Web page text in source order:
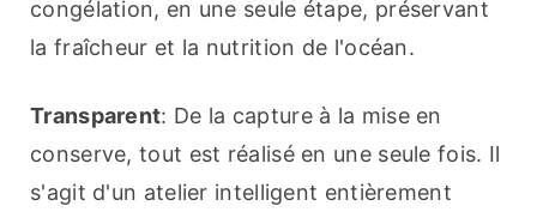
congélation, en une seule étape, préservant
la fraîcheur et la nutrition de l'océan.
Transparent: De la capture à la mise en
conserve, tout est réalisé en une seule fois. Il
s'agit d'un atelier intelligent entièrement